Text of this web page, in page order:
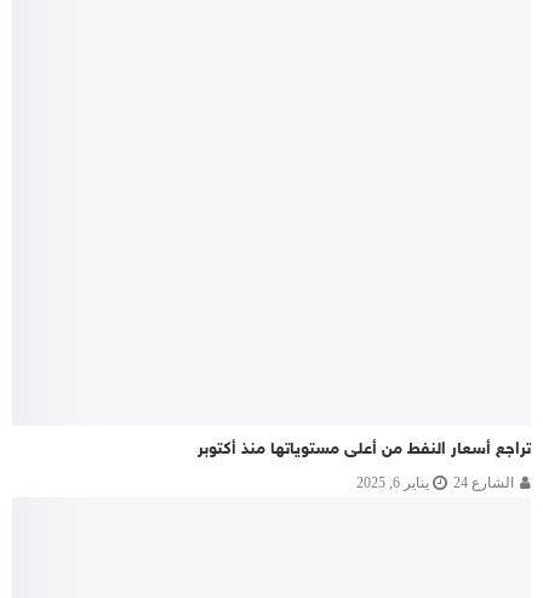
تراجع أسعار النفط من أعلى مستوياتها منذ أكتوبر
الشارع 24 يناير 6, 2025